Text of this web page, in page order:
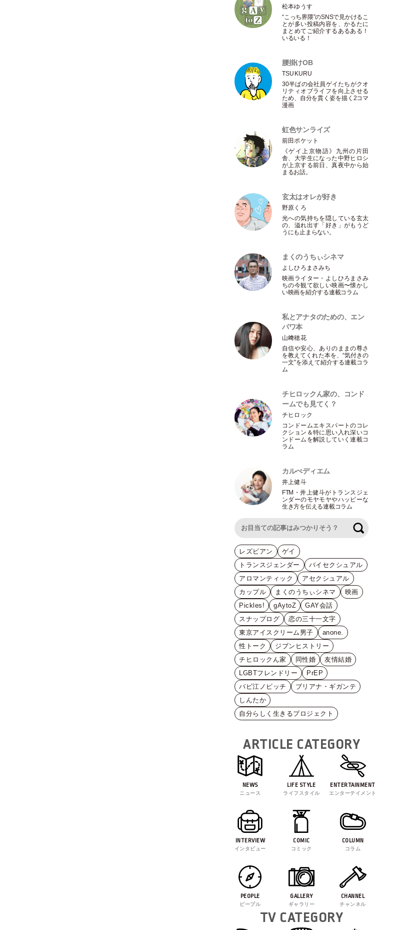
松本ゆうす
“こっち界隈”のSNSで見かけるこ
とが多い投稿内容を、かるたに
まとめてご紹介するあるある！
いるいる！
腰掛けOB
TSUKURU
30半ばの会社員ゲイたちがクオ
リティオブライフを向上させる
ため、自分を貫く姿を描く2コマ
漫画
虹色サンライズ
前田ポケット
《ゲイ上京物語》九州の片田
舎、大学生になった中野ヒロシ
が上京する前日、真夜中から始
まるお話。
玄太はオレが好き
野原くろ
光への気持ちを隠している玄太
の、溢れ出す 「好き 」がもうど
うにも止まらない。
まくのうちぃシネマ
よしひろまさみち
映画ライター ・ よしひろまさみ
ちの今観て欲しい映画〜懐かし
い映画を紹介する連載コラム
私とアナタのための、エン
パワ本
山﨑穂花
自信や安心、ありのままの尊さ
を教えてくれた本を、“気付きの
一文”を添えて紹介する連載コラ
ム
チヒロックん家の、コンド
ームでも見てく？
チヒロック
コンドームエキスパートのコレ
クション＆特に思い入れ深いコ
ンドームを解説していく連載コ
ラム
カルぺディエム
井上健斗
FTM ・井上健斗がトランスジェ
ンダーのモヤモヤやハッピーな
生き方を伝える連載コラム
レズビアン
ゲイ
トランスジェンダー
バイセクシュアル
アロマンティック
アセクシュアル
カップル
まくのうちぃシネマ
映画
Pickles!
gAytoZ
GAY会話
スナップログ
恋の三十一文字
東京アイスクリーム男子
anone.
性トーク
ジブンヒストリー
チヒロックん家
同性婚
友情結婚
LGBTフレンドリー
PrEP
バビ江ノビッチ
ブリアナ・ギガンテ
しんたか
自分らしく生きるプロジェクト
ARTICLE CATEGORY
NEWS
ニュース
LIFE STYLE
ライフスタイル
ENTERTAINMENT
エンターテイメント
INTERVIEW
インタビュー
COMIC
コミック
COLUMN
コラム
PEOPLE
ピープル
GALLERY
ギャラリー
CHANNEL
チャンネル
TV CATEGORY